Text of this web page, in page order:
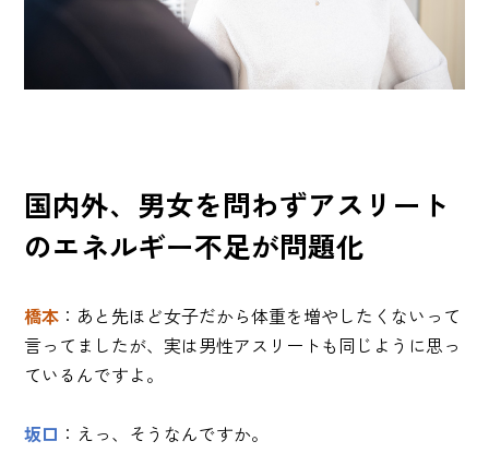
国内外、男女を問わずアスリート
のエネルギー不足が問題化
橋本 ：あと先ほど女子だから体重を増やしたくないって
言ってましたが、実は男性アスリートも同じように思っ
ているんですよ。
坂口 ：えっ、そうなんですか。